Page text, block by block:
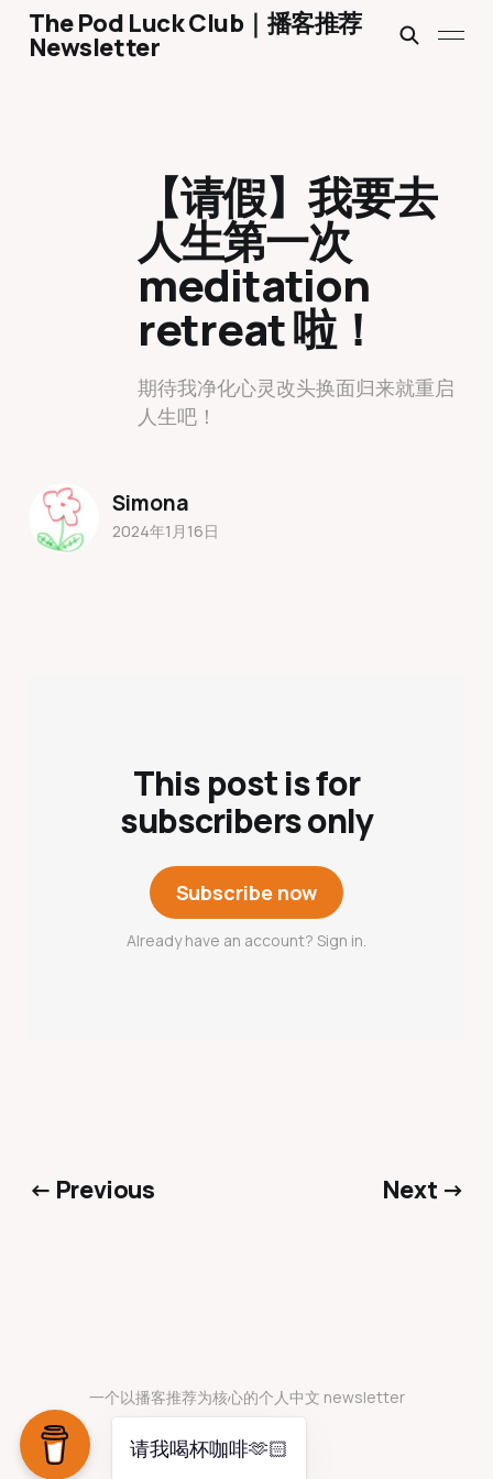
The Pod Luck Club｜播客推荐
Newsletter
This post is for
subscribers only
Subscribe now
Already have an account? Sign in.
【请假】我要去
人生第一次
meditation
retreat 啦！
期待我净化心灵改头换面归来就重启
人生吧！
Simona
2024年1月16日
← Previous Next →
一个以播客推荐为核心的个人中文 newsletter
请我喝杯咖啡🫶🏻